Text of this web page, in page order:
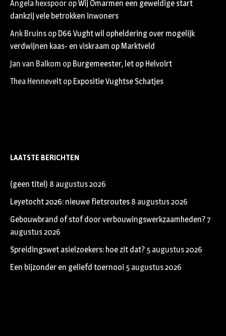
Angela hexspoor opWij Omarmen een geweldige start
dankzij vele betrokken inwoners
Ank Bruins op D66 Vught wil opheldering over mogelijk
verdwijnen kaas- en viskraam op Marktveld
Jan van Balkom op Burgemeester, let op Helvoirt
Thea Hennevelt op Expositie Vughtse Schatjes
LAATSTE BERICHTEN
(geen titel) 8 augustus 2026
Leyetocht 2026: nieuwe fietsroutes 8 augustus 2026
Gebouwbrand of stof door verbouwingswerkzaamheden?7
augustus 2026
Spreidingswet asielzoekers: hoe zit dat? 5 augustus 2026
Een bijzonder en geliefd toernooi 5 augustus 2026